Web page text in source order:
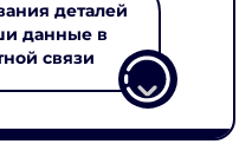
деталей
данные в
связи